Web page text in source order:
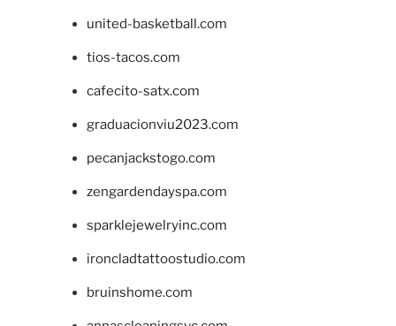
united-basketball.com
tios-tacos.com
cafecito-satx.com
graduacionviu2023.com
pecanjackstogo.com
zengardendayspa.com
sparklejewelryinc.com
ironcladtattoostudio.com
bruinshome.com